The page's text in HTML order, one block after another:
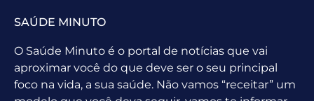
SAÚDE MINUTO
O Saúde Minuto é o portal de notícias que vai
aproximar você do que deve ser o seu principal
foco na vida, a sua saúde. Não vamos “receitar” um